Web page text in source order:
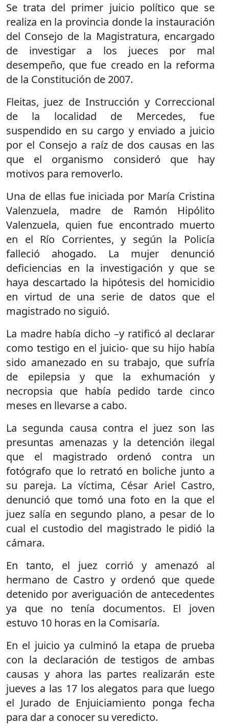
Se trata del primer juicio político que se
realiza en la provincia donde la instauración
del Consejo de la Magistratura, encargado
de investigar a los jueces por mal
desempeño, que fue creado en la reforma
de la Constitución de 2007.
Fleitas, juez de Instrucción y Correccional
de la localidad de Mercedes, fue
suspendido en su cargo y enviado a juicio
por el Consejo a raíz de dos causas en las
que el organismo consideró que hay
motivos para removerlo.
Una de ellas fue iniciada por María Cristina
Valenzuela, madre de Ramón Hipólito
Valenzuela, quien fue encontrado muerto
en el Río Corrientes, y según la Policía
falleció ahogado. La mujer denunció
deficiencias en la investigación y que se
haya descartado la hipótesis del homicidio
en virtud de una serie de datos que el
magistrado no siguió.
La madre había dicho –y ratificó al declarar
como testigo en el juicio- que su hijo había
sido amanezado en su trabajo, que sufría
de epilepsia y que la exhumación y
necropsia que había pedido tarde cinco
meses en llevarse a cabo.
La segunda causa contra el juez son las
presuntas amenazas y la detención ilegal
que el magistrado ordenó contra un
fotógrafo que lo retrató en boliche junto a
su pareja. La víctima, César Ariel Castro,
denunció que tomó una foto en la que el
juez salía en segundo plano, a pesar de lo
cual el custodio del magistrado le pidió la
cámara.
En tanto, el juez corrió y amenazó al
hermano de Castro y ordenó que quede
detenido por averiguación de antecedentes
ya que no tenía documentos. El joven
estuvo 10 horas en la Comisaría.
En el juicio ya culminó la etapa de prueba
con la declaración de testigos de ambas
causas y ahora las partes realizarán este
jueves a las 17 los alegatos para que luego
el Jurado de Enjuiciamiento ponga fecha
para dar a conocer su veredicto.